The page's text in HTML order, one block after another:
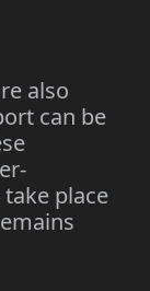
also
can be
place